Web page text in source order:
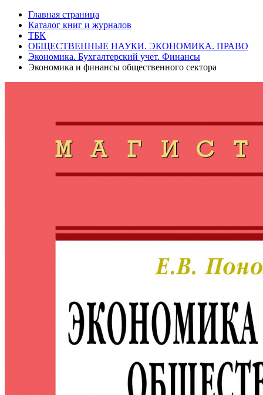
Главная страница
Каталог книг и журналов
ТБК
ОБЩЕСТВЕННЫЕ НАУКИ. ЭКОНОМИКА. ПРАВО
Экономика. Бухгалтерский учет. Финансы
Экономика и финансы общественного сектора